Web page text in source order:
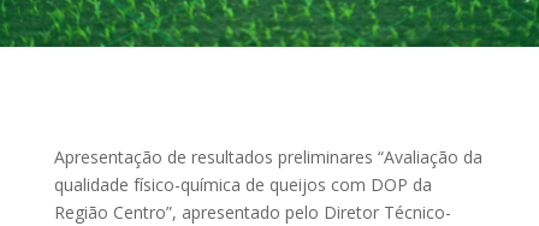
Apresentação de resultados preliminares “Avaliação da
qualidade físico-química de queijos com DOP da
Região Centro”, apresentado pelo Diretor Técnico-